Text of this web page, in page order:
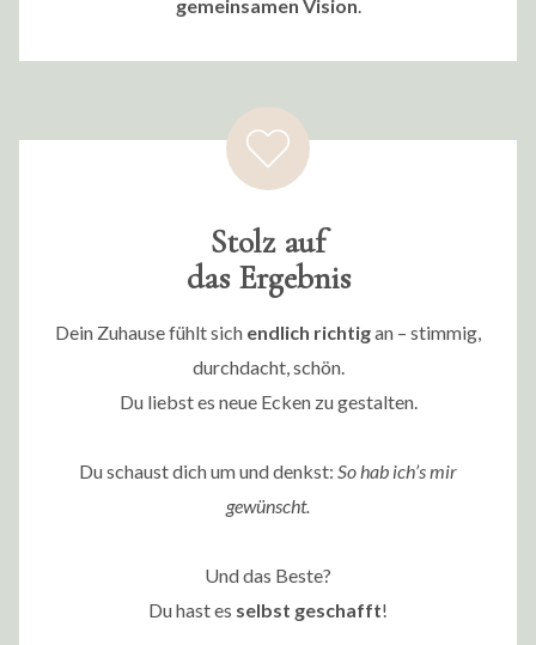
gemeinsamen Vision.
Stolz auf
das Ergebnis
Dein Zuhause fühlt sich endlich richtigan – stimmig,
durchdacht, schön.
Du liebst es neue Ecken zu gestalten.
Du schaust dich um und denkst: So hab ich’s mir
gewünscht.
Und das Beste?
Du hast es selbst geschafft!